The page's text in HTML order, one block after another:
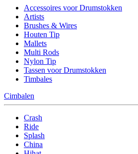
Accessoires voor Drumstokken
Artists
Brushes & Wires
Houten Tip
Mallets
Multi Rods
Nylon Tip
Tassen voor Drumstokken
Timbales
Cimbalen
Crash
Ride
Splash
China